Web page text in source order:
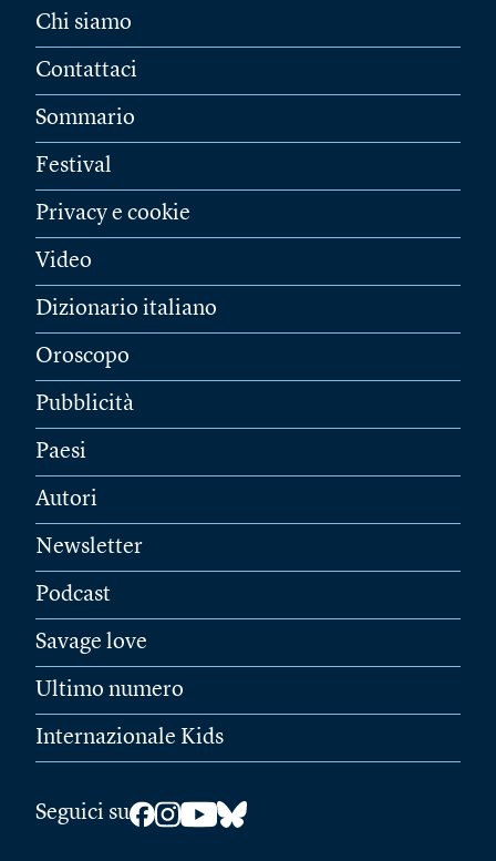
Chi siamo
Contattaci
Sommario
Festival
Privacy e cookie
Video
Dizionario italiano
Oroscopo
Pubblicità
Paesi
Autori
Newsletter
Podcast
Savage love
Ultimo numero
Internazionale Kids
Seguici su